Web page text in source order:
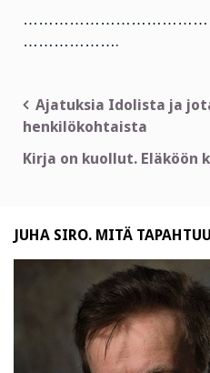
……………….
Artikkelien
selaus
Ajatuksia Idolista ja
henkilökohtaista
Kirja on kuollut. Eläköön
JUHA SIRO. MITÄ